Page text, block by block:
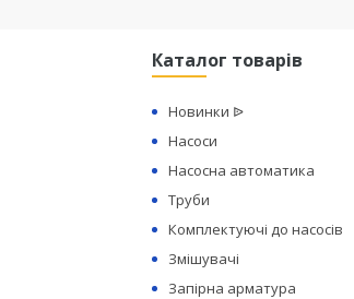
Каталог товарів
Новинки ᐉ
Насоси
Насосна автоматика
Труби
Комплектуючі до насосів
Змішувачі
Запірна арматура